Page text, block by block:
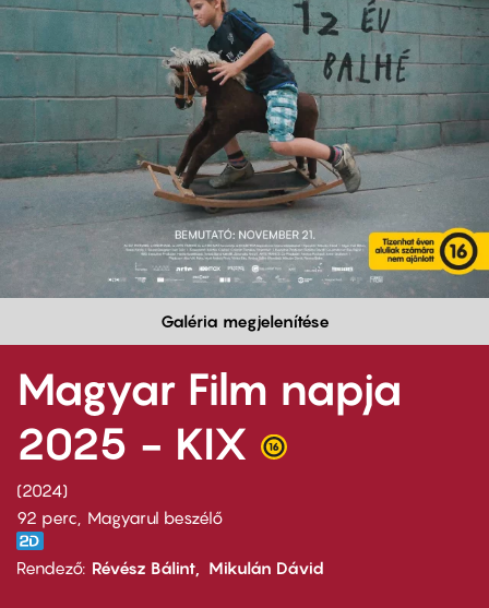
Galéria megjelenítése
Magyar Film napja
2025 - KIX
2024
92 perc,
Magyarul beszélő
Rendező Révész Bálint Mikulán Dávid